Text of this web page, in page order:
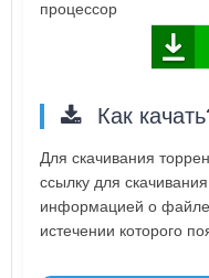
процессор
Как
Для скачивания
ссылку для
информацией о
истечении которого